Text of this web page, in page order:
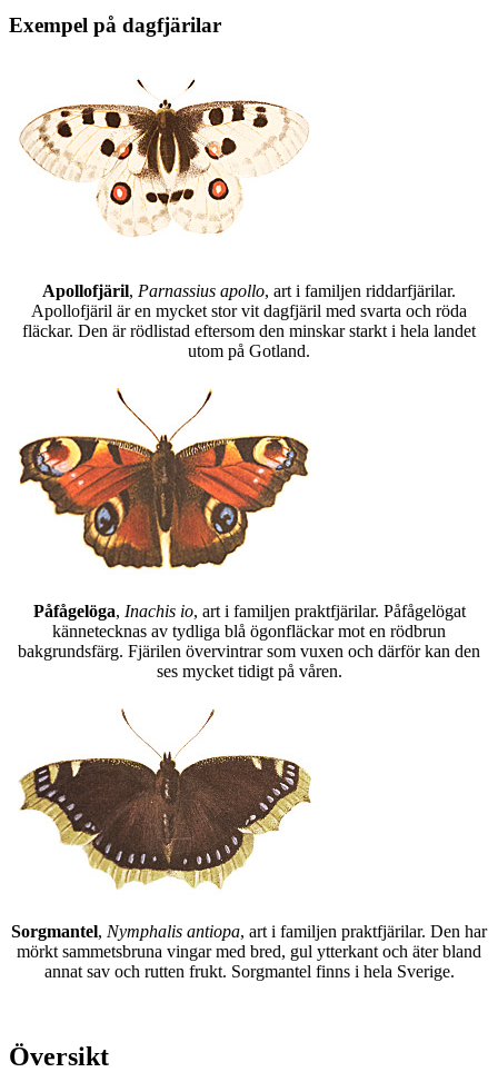
Exempel på dagfjärilar
Apollofjäril, Parnassius apollo, art i familjen riddarfjärilar.
Apollofjäril är en mycket stor vit dagfjäril med svarta och röda
fläckar. Den är rödlistad eftersom den minskar starkt i hela landet
utom på Gotland.
Påfågelöga, Inachis io, art i familjen praktfjärilar. Påfågelögat
kännetecknas av tydliga blå ögonfläckar mot en rödbrun
bakgrundsfärg. Fjärilen övervintrar som vuxen och därför kan den
ses mycket tidigt på våren.
Sorgmantel, Nymphalis antiopa, art i familjen praktfjärilar. Den har
mörkt sammetsbruna vingar med bred, gul ytterkant och äter bland
annat sav och rutten frukt. Sorgmantel finns i hela Sverige.
Översikt